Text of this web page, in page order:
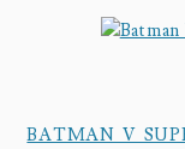
BATMAN V